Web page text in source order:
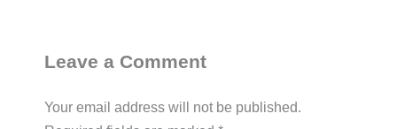
Leave a Comment
Your email address will not be published.